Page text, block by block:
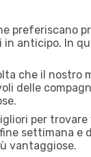
preferiscano
anticipo. In
che il nostro
delle
per
settimana e
vantaggiose.